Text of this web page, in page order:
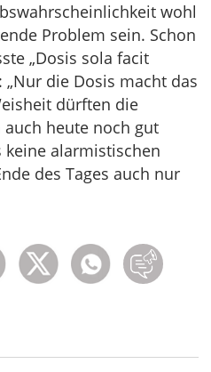
wohl
Problem sein. Schon
„Dosis sola facit
die Dosis macht das
dürften die
heute noch gut
alarmistischen
des Tages auch nur